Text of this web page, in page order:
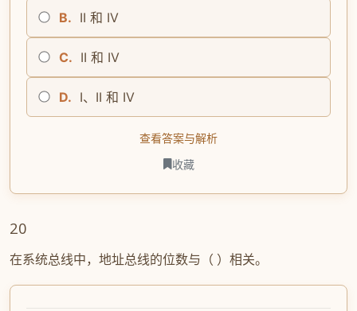
B. II 和 IV
C. II 和 IV
D. I、II 和 IV
查看答案与解析
收藏
20
在系统总线中，地址总线的位数与（ ）相关。